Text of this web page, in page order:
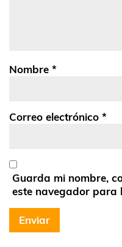
Nombre *
Correo electrónico *
Guarda mi nombre,
este navegador para